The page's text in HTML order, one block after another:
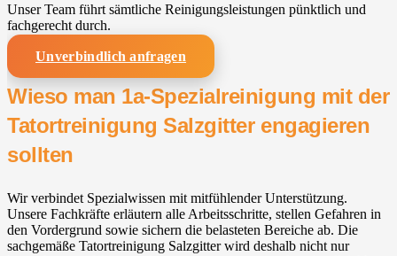
Unser Team führt sämtliche Reinigungsleistungen pünktlich und
fachgerecht durch.
Unverbindlich anfragen
Wieso man 1a-Spezialreinigung mit der
Tatortreinigung Salzgitter engagieren
sollten
Wir verbindet Spezialwissen mit mitfühlender Unterstützung.
Unsere Fachkräfte erläutern alle Arbeitsschritte, stellen Gefahren in
den Vordergrund sowie sichern die belasteten Bereiche ab. Die
sachgemäße Tatortreinigung Salzgitter wird deshalb nicht nur